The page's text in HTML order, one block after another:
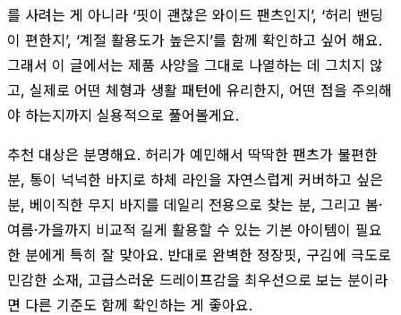
를 사려는 게 아니라 ‘핏이 괜찮은 와이드 팬츠인지’, ‘허리 밴딩
이 편한지’, ‘계절 활용도가 높은지’를 함께 확인하고 싶어 해요.
그래서 이 글에서는 제품 사양을 그대로 나열하는 데 그치지 않
고, 실제로 어떤 체형과 생활 패턴에 유리한지, 어떤 점을 주의해
야 하는지까지 실용적으로 풀어볼게요.
추천 대상은 분명해요. 허리가 예민해서 딱딱한 팬츠가 불편한
분, 통이 넉넉한 바지로 하체 라인을 자연스럽게 커버하고 싶은
분, 베이직한 무지 바지를 데일리 전용으로 찾는 분, 그리고 봄·
여름·가을까지 비교적 길게 활용할 수 있는 기본 아이템이 필요
한 분에게 특히 잘 맞아요. 반대로 완벽한 정장핏, 구김에 극도로
민감한 소재, 고급스러운 드레이프감을 최우선으로 보는 분이라
면 다른 기준도 함께 확인하는 게 좋아요.